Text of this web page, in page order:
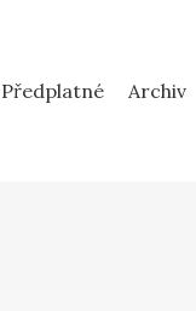
Předplatné Archiv